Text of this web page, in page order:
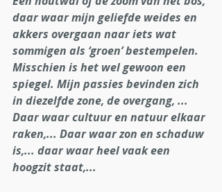
daar waar mijn geliefde weides en
akkers overgaan naar iets wat
sommigen als ‘groen’ bestempelen.
Misschien is het wel gewoon een
spiegel. Mijn passies bevinden zich
in diezelfde zone, de overgang, ...
Daar waar cultuur en natuur elkaar
raken,... Daar waar zon en schaduw
is,... daar waar heel vaak een
hoogzit staat,...